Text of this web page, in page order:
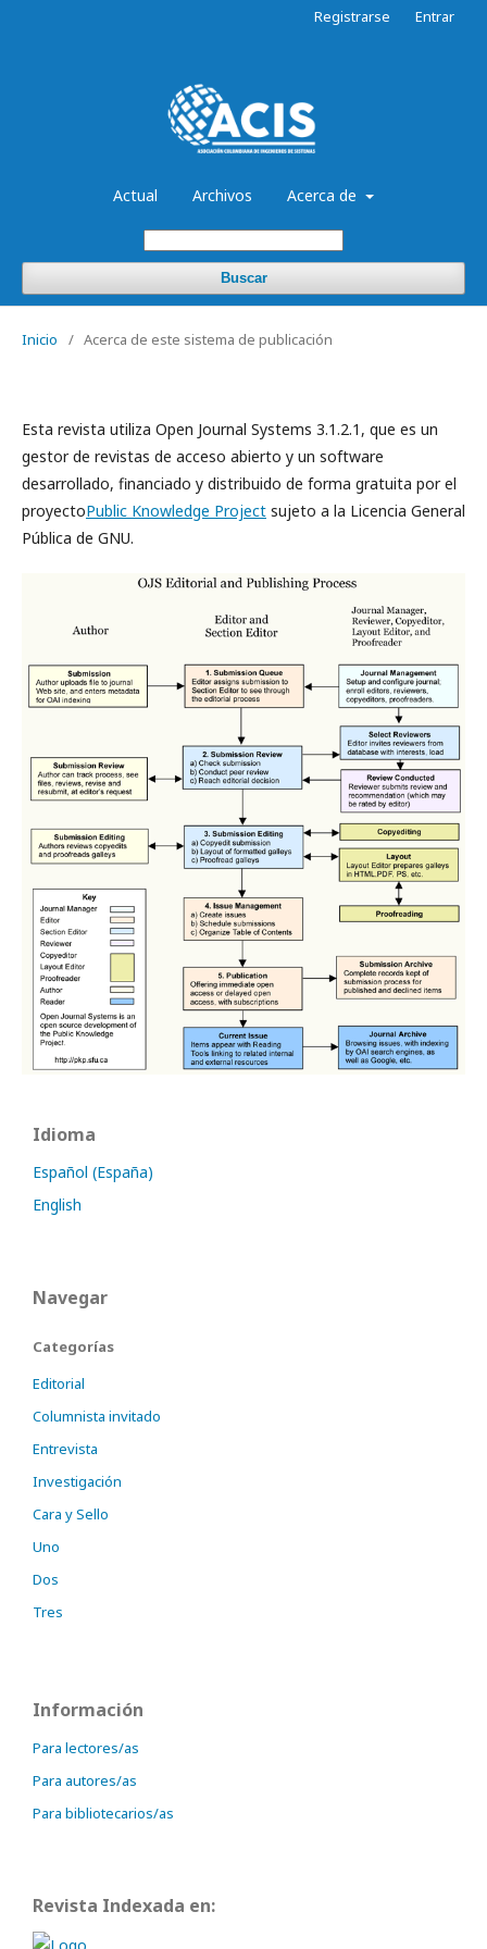
Actual Archivos Acerca de
Buscar
Registrarse Entrar
Inicio / Acerca de este sistema de publicación
Esta revista utiliza Open Journal Systems 3.1.2.1, que es un
gestor de revistas de acceso abierto y un software
desarrollado, financiado y distribuido de forma gratuita por el
proyectoPublic Knowledge Project sujeto a la Licencia General
Pública de GNU.
Idioma
Español (España)
English
Navegar
Categorías
Editorial
Columnista invitado
Entrevista
Investigación
Cara y Sello
Uno
Dos
Tres
Información
Para lectores/as
Para autores/as
Para bibliotecarios/as
Revista Indexada en: